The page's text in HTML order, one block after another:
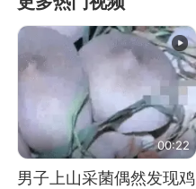
00:22
男子上山采菌偶然发现鸡